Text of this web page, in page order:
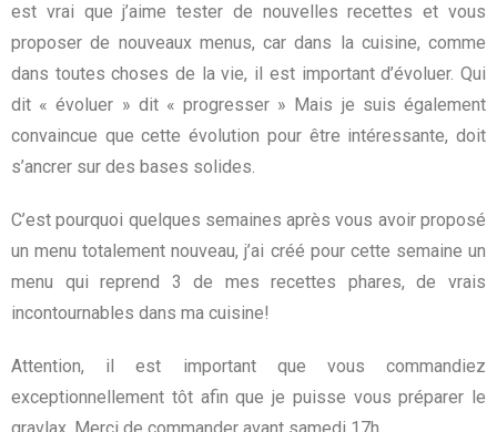
est vrai que j’aime tester de nouvelles recettes et vous
proposer de nouveaux menus, car dans la cuisine, comme
dans toutes choses de la vie, il est important d’évoluer. Qui
dit « évoluer » dit « progresser » Mais je suis également
convaincue que cette évolution pour être intéressante, doit
s’ancrer sur des bases solides.
C’est pourquoi quelques semaines après vous avoir proposé
un menu totalement nouveau, j’ai créé pour cette semaine un
menu qui reprend 3 de mes recettes phares, de vrais
incontournables dans ma cuisine!
Attention, il est important que vous commandiez
exceptionnellement tôt afin que je puisse vous préparer le